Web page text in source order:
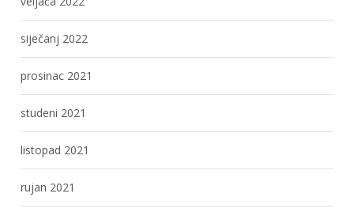
siječanj 2022
prosinac 2021
studeni 2021
listopad 2021
rujan 2021